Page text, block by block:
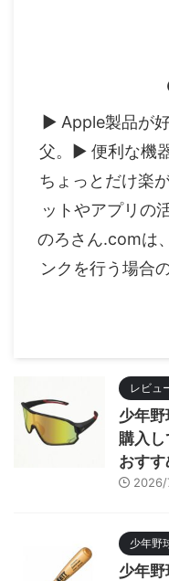
▶︎ Apple製品が
父。▶︎ 便利な機
ちょっとだけ楽
ットやアプリの
のろさん.comは
ンクを行う場合
レビュ
少年
購入
おす
2026/
少年野
少年